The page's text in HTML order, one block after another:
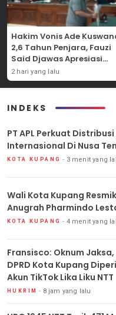
Hakim Vonis Ade
2,6 Tahun Penjara, Fauzi
Said Djawas Apresiasi
Putusan
2 hari yang lalu
INDEKS
PT APL Perkuat
Internasional Di Nusa
KOTA KUPANG 3 menit yang
Wali Kota Kupang
Anugrah Pharmindo
KOTA KUPANG 4 menit yang
Fransisco: Oknum
DPRD Kota Kupang
Akun TikTok Lika Liku NTT
HUKRIM 8 jam yang lalu